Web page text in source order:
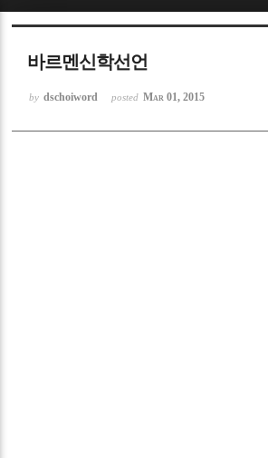
바르멘신학선언
by dschoiword posted Mar 01, 2015